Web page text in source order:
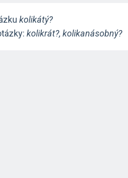
kolikátý?
kolikrát?, kolikanásobný?